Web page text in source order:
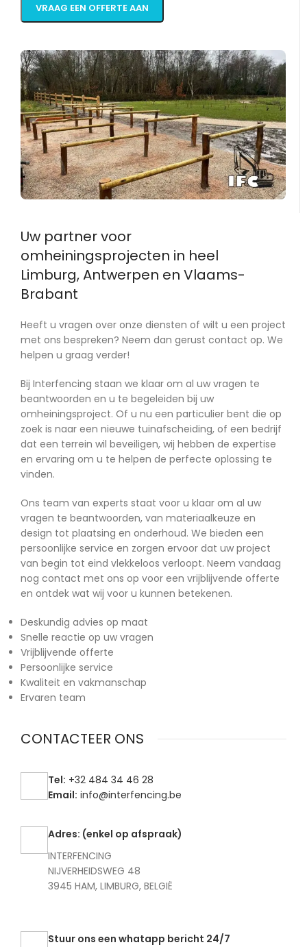
Uw partner voor
omheiningsprojecten in heel
Limburg, Antwerpen en Vlaams-
Brabant
Heeft u vragen over onze diensten of wilt u een project
met ons bespreken? Neem dan gerust contact op. We
helpen u graag verder!
Bij Interfencing staan we klaar om al uw vragen te
beantwoorden en u te begeleiden bij uw
omheiningsproject. Of u nu een particulier bent die op
zoek is naar een nieuwe tuinafscheiding, of een bedrijf
dat een terrein wil beveiligen, wij hebben de expertise
en ervaring om u te helpen de perfecte oplossing te
vinden.
Ons team van experts staat voor u klaar om al uw
vragen te beantwoorden, van materiaalkeuze en
design tot plaatsing en onderhoud. We bieden een
persoonlijke service en zorgen ervoor dat uw project
van begin tot eind vlekkeloos verloopt. Neem vandaag
nog contact met ons op voor een vrijblijvende offerte
en ontdek wat wij voor u kunnen betekenen.
Deskundig advies op maat
Snelle reactie op uw vragen
Vrijblijvende offerte
Persoonlijke service
Kwaliteit en vakmanschap
Ervaren team
CONTACTEER ONS
Tel: +32 484 34 46 28
Email: info@interfencing.be
Adres: (enkel op afspraak)
INTERFENCING
NIJVERHEIDSWEG 48
3945 HAM, LIMBURG, BELGIË
Stuur ons een whatapp bericht 24/7